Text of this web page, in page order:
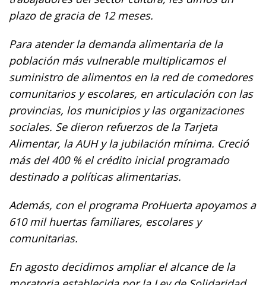
plazo de gracia de 12 meses.
Para atender la demanda alimentaria de la
población más vulnerable multiplicamos el
suministro de alimentos en la red de comedores
comunitarios y escolares, en articulación con las
provincias, los municipios y las organizaciones
sociales. Se dieron refuerzos de la Tarjeta
Alimentar, la AUH y la jubilación mínima. Creció
más del 400 % el crédito inicial programado
destinado a políticas alimentarias.
Además, con el programa ProHuerta apoyamos a
610 mil huertas familiares, escolares y
comunitarias.
En agosto decidimos ampliar el alcance de la